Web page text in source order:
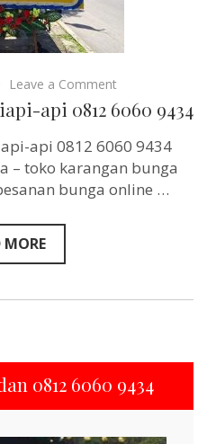
Leave a Commenton
Papan
Bunga
Siapi-
api
0812
6060
api 0812 6060 9434
api 0812 6060 9434
– toko karangan bunga
bunga online …
MORE
0812 6060 9434